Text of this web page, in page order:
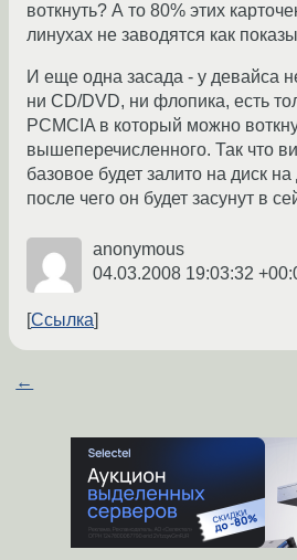
воткнуть? А то 80% этих
линухах не заводятся как
И еще одна засада - у девайса
ни CD/DVD, ни флопика, есть
PCMCIA в который можно
вышеперечисленного. Так что
базовое будет залито на диск
после чего он будет засунут в
anonymous
04.03.2008 19:03:32
Ссылка
←